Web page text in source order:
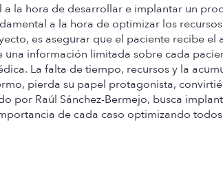
la hora de desarrollar e implantar un
a la hora de optimizar los
es asegurar que el paciente recibe el
información limitada sobre cada
La falta de tiempo, recursos y la
pierda su papel protagonista,
por Raúl Sánchez-Bermejo, busca
de cada caso optimizando